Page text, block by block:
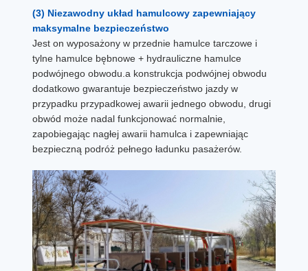
(3) Niezawodny układ hamulcowy zapewniający
maksymalne bezpieczeństwo
Jest on wyposażony w przednie hamulce tarczowe i
tylne hamulce bębnowe + hydrauliczne hamulce
podwójnego obwodu.a konstrukcja podwójnej obwodu
dodatkowo gwarantuje bezpieczeństwo jazdy w
przypadku przypadkowej awarii jednego obwodu, drugi
obwód może nadal funkcjonować normalnie,
zapobiegając nagłej awarii hamulca i zapewniając
bezpieczną podróż pełnego ładunku pasażerów.